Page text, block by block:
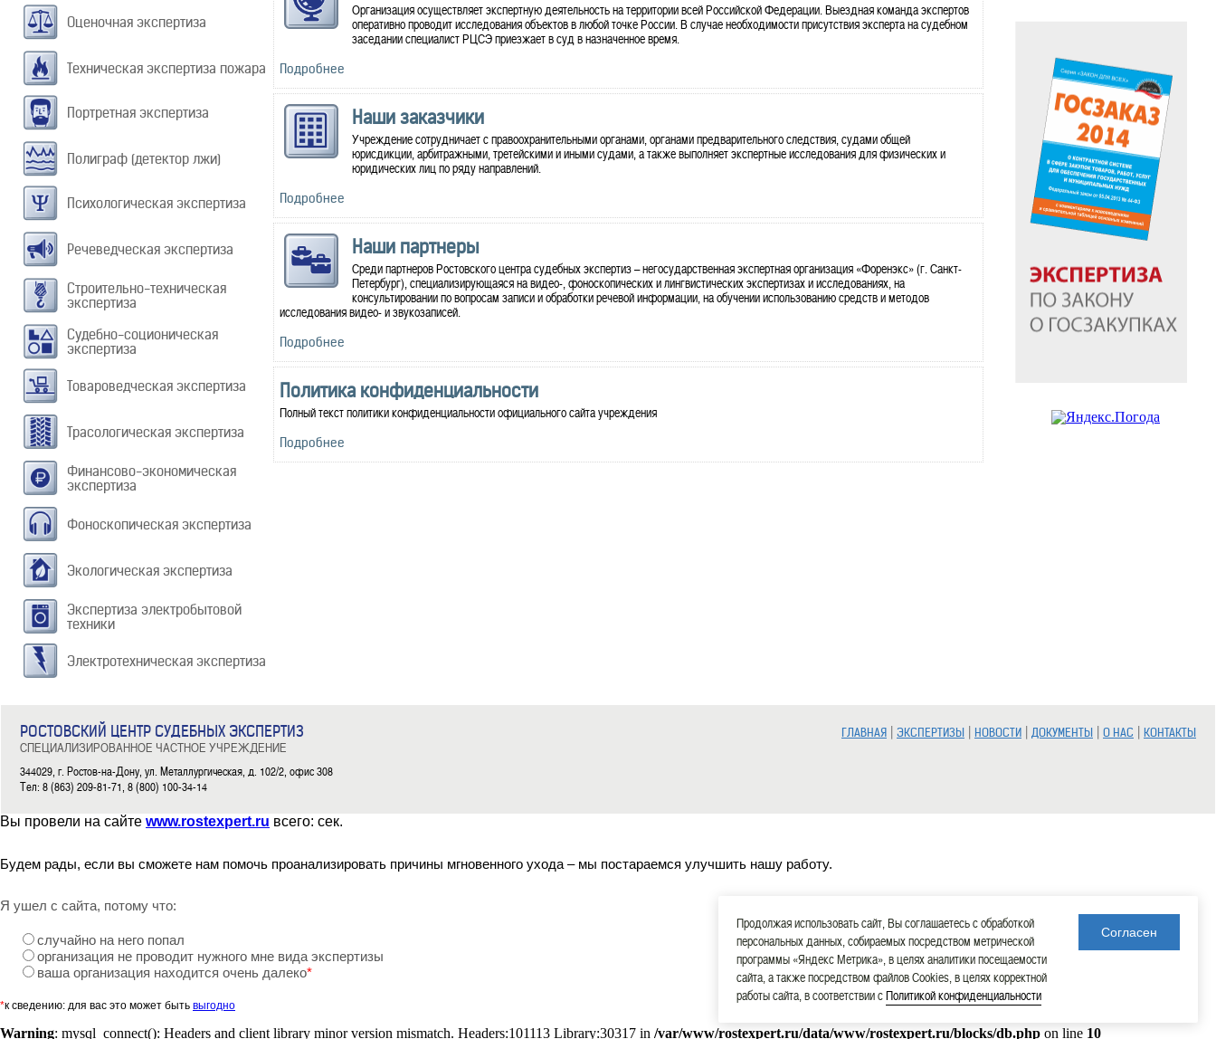
Оценочная экспертиза
Техническая экспертиза пожара
Портретная экспертиза
Полиграф (детектор лжи)
Психологическая экспертиза
Речеведческая экспертиза
Строительно-техническая
экспертиза
Судебно-соционическая
экспертиза
Товароведческая экспертиза
Трасологическая экспертиза
Финансово-экономическая
экспертиза
Фоноскопическая экспертиза
Экологическая экспертиза
Экспертиза электробытовой
техники
Электротехническая экспертиза
Организация осуществляет экспертную деятельность на территории всей Российской Федерации. Выездная команда экспертов
оперативно проводит исследования объектов в любой точке России. В случае необходимости присутствия эксперта на судебном
заседании специалист РЦСЭ приезжает в суд в назначенное время.
Подробнее
Наши заказчики
Учреждение сотрудничает с правоохранительными органами, органами предварительного следствия, судами общей
юрисдикции, арбитражными, третейскими и иными судами, а также выполняет экспертные исследования для физических и
юридических лиц по ряду направлений.
Подробнее
Наши партнеры
Среди партнеров Ростовского центра судебных экспертиз – негосударственная экспертная организация «Форенэкс» (г. Санкт-
Петербург), специализирующаяся на видео-, фоноскопических и лингвистических экспертизах и исследованиях, на
консультировании по вопросам записи и обработки речевой информации, на обучении использованию средств и методов
исследования видео- и звукозаписей.
Подробнее
Политика конфиденциальности
Полный текст политики конфиденциальности официального сайта учреждения
Подробнее
РОСТОВСКИЙ ЦЕНТР СУДЕБНЫХ ЭКСПЕРТИЗ
СПЕЦИАЛИЗИРОВАННОЕ ЧАСТНОЕ УЧРЕЖДЕНИЕ
344029, г. Ростов-на-Дону, ул. Металлургическая, д. 102/2, офис 308
Тел: 8 (863) 209-81-71, 8 (800) 100-34-14
ГЛАВНАЯ | ЭКСПЕРТИЗЫ | НОВОСТИ | ДОКУМЕНТЫ | О НАС | КОНТАКТЫ
Вы провели на сайте www.rostexpert.ru всего: сек.
Будем рады, если вы сможете нам помочь проанализировать причины мгновенного ухода – мы постараемся улучшить нашу работу.
Я ушел с сайта, потому что:
случайно на него попал
организация не проводит нужного мне вида экспертизы
ваша организация находится очень далеко*
*к сведению: для вас это может быть выгодно
Warning: mysql_connect(): Headers and client library minor version mismatch. Headers:101113 Library:30317 in /var/www/rostexpert.ru/data/www/rostexpert.ru/blocks/db.php on line 10
Продолжая использовать сайт, Вы соглашаетесь с обработкой
персональных данных, собираемых посредством метрической
программы «Яндекс Метрика», в целях аналитики посещаемости
сайта, а также посредством файлов Cookies, в целях корректной
работы сайта, в соответствии сПолитикой конфиденциальности
Согласен